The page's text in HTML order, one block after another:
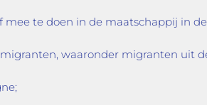
te doen in de maatschappij in
waaronder migranten uit